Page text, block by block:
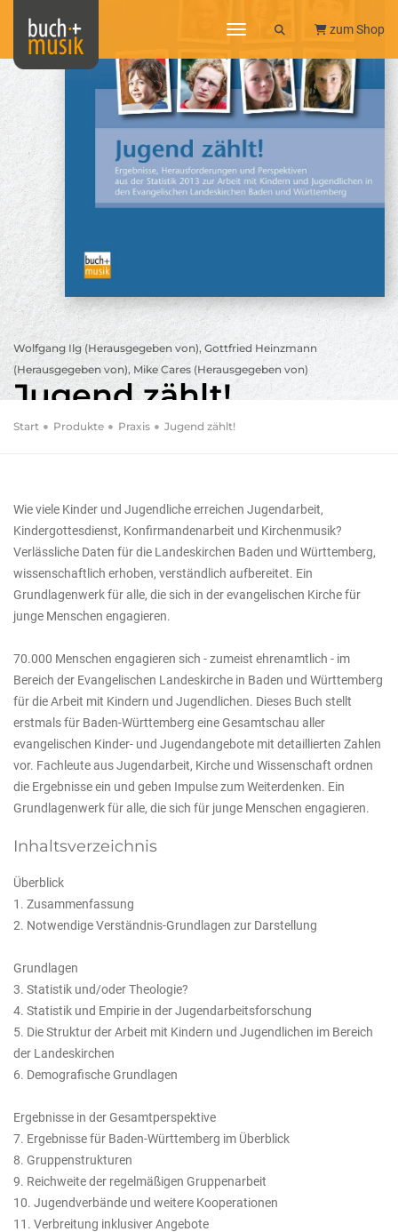
toggle navigation
zum Shop
Wolfgang Ilg (Herausgegeben von), Gottfried Heinzmann
(Herausgegeben von), Mike Cares (Herausgegeben von)
Jugend zählt!
Ergebnisse, Herausforderungen und Perspektiven
Start Produkte Praxis Jugend zählt!
Wie viele Kinder und Jugendliche erreichen Jugendarbeit,
Kindergottesdienst, Konfirmandenarbeit und Kirchenmusik?
Verlässliche Daten für die Landeskirchen Baden und Württemberg,
wissenschaftlich erhoben, verständlich aufbereitet. Ein
Grundlagenwerk für alle, die sich in der evangelischen Kirche für
junge Menschen engagieren.
70.000 Menschen engagieren sich - zumeist ehrenamtlich - im
Bereich der Evangelischen Landeskirche in Baden und Württemberg
für die Arbeit mit Kindern und Jugendlichen. Dieses Buch stellt
erstmals für Baden-Württemberg eine Gesamtschau aller
evangelischen Kinder- und Jugendangebote mit detaillierten Zahlen
vor. Fachleute aus Jugendarbeit, Kirche und Wissenschaft ordnen
die Ergebnisse ein und geben Impulse zum Weiterdenken. Ein
Grundlagenwerk für alle, die sich für junge Menschen engagieren.
Inhaltsverzeichnis
Überblick
1. Zusammenfassung
2. Notwendige Verständnis-Grundlagen zur Darstellung
Grundlagen
3. Statistik und/oder Theologie?
4. Statistik und Empirie in der Jugendarbeitsforschung
5. Die Struktur der Arbeit mit Kindern und Jugendlichen im Bereich
der Landeskirchen
6. Demografische Grundlagen
Ergebnisse in der Gesamtperspektive
7. Ergebnisse für Baden-Württemberg im Überblick
8. Gruppenstrukturen
9. Reichweite der regelmäßigen Gruppenarbeit
10. Jugendverbände und weitere Kooperationen
11. Verbreitung inklusiver Angebote